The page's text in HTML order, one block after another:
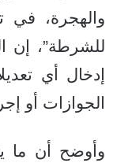
والهجرة، في
للشرطة”، إن
إدخال أي
الجوازات أو
وأوضح أن ما